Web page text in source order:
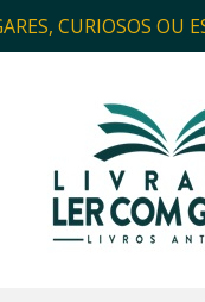
CURIOSOS OU